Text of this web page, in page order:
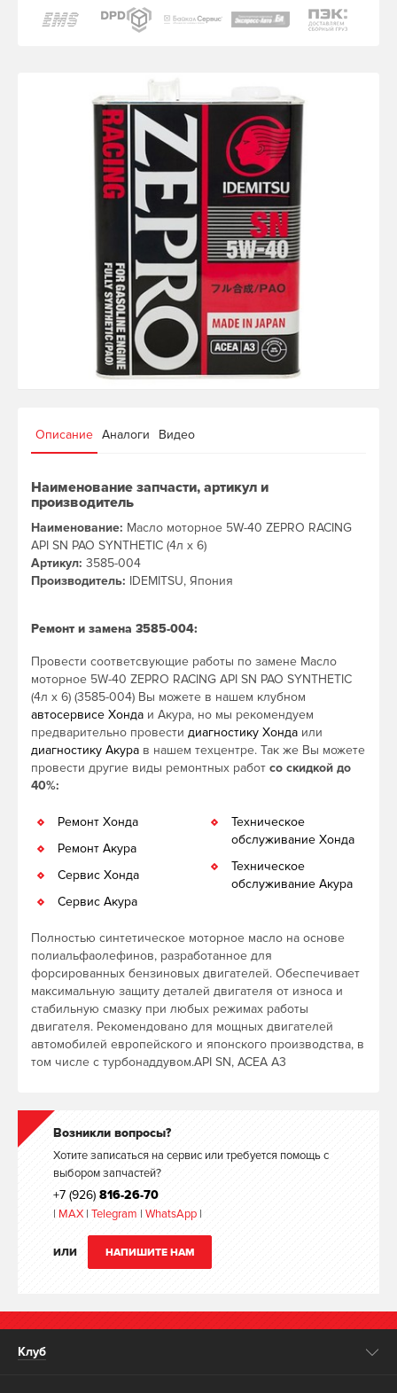
Описание Аналоги Видео
Наименование запчасти, артикул и
производитель
Наименование: Масло моторное 5W-40 ZEPRO RACING
API SN PAO SYNTHETIC (4л х 6)
Артикул: 3585-004
Производитель: IDEMITSU, Япония
Ремонт и замена 3585-004:
Провести соответсвующие работы по замене Масло
моторное 5W-40 ZEPRO RACING API SN PAO SYNTHETIC
(4л х 6) (3585-004) Вы можете в нашем клубном
автосервисе Хонда и Акура, но мы рекомендуем
предварительно провести диагностику Хонда или
диагностику Акура в нашем техцентре. Так же Вы можете
провести другие виды ремонтных работ со скидкой до
40%:
Ремонт Хонда
Ремонт Акура
Сервис Хонда
Сервис Акура
Техническое
обслуживание Хонда
Техническое
обслуживание Акура
Полностью синтетическое моторное масло на основе
полиальфаолефинов, разработанное для
форсированных бензиновых двигателей. Обеспечивает
максимальную защиту деталей двигателя от износа и
стабильную смазку при любых режимах работы
двигателя. Рекомендовано для мощных двигателей
автомобилей европейского и японского производства, в
том числе с турбонаддувом.API SN, ACEA A3
Возникли вопросы?
Хотите записаться на сервис или требуется помощь с
выбором запчастей?
+7 (926) 816-26-70
| MAX | Telegram | WhatsApp |
ИЛИ НАПИШИТЕ НАМ
Клуб